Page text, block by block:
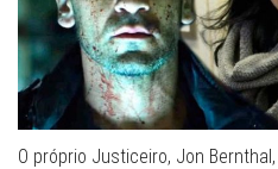
O próprio Justiceiro, Jon